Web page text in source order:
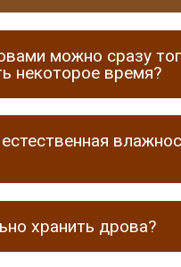
можно сразу
некоторое время?
хранить дрова?